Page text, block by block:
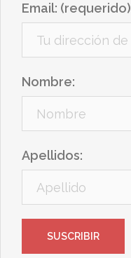
Email: (requerido)
Nombre:
Apellidos: